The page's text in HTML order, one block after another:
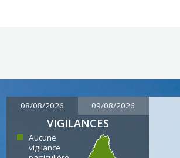
08/08/2026 09/08/2026
VIGILANCES
Aucune
vigilance